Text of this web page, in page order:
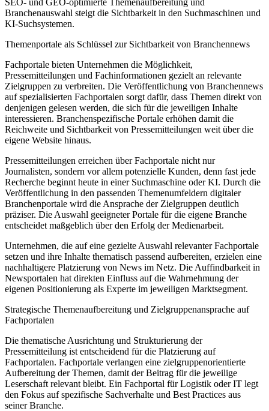
Branchenauswahl steigt die Sichtbarkeit in den Suchmaschinen und
KI-Suchsystemen.
Themenportale als Schlüssel zur Sichtbarkeit von Branchennews
Fachportale bieten Unternehmen die Möglichkeit,
Pressemitteilungen und Fachinformationen gezielt an relevante
Zielgruppen zu verbreiten. Die Veröffentlichung von Branchennews
auf spezialisierten Fachportalen sorgt dafür, dass Themen direkt von
denjenigen gelesen werden, die sich für die jeweiligen Inhalte
interessieren. Branchenspezifische Portale erhöhen damit die
Reichweite und Sichtbarkeit von Pressemitteilungen weit über die
eigene Website hinaus.
Pressemitteilungen erreichen über Fachportale nicht nur
Journalisten, sondern vor allem potenzielle Kunden, denn fast jede
Recherche beginnt heute in einer Suchmaschine oder KI. Durch die
Veröffentlichung in den passenden Themenumfeldern digitaler
Branchenportale wird die Ansprache der Zielgruppen deutlich
präziser. Die Auswahl geeigneter Portale für die eigene Branche
entscheidet maßgeblich über den Erfolg der Medienarbeit.
Unternehmen, die auf eine gezielte Auswahl relevanter Fachportale
setzen und ihre Inhalte thematisch passend aufbereiten, erzielen eine
nachhaltigere Platzierung von News im Netz. Die Auffindbarkeit in
Newsportalen hat direkten Einfluss auf die Wahrnehmung der
eigenen Positionierung als Experte im jeweiligen Marktsegment.
Strategische Themenaufbereitung und Zielgruppenansprache auf
Fachportalen
Die thematische Ausrichtung und Strukturierung der
Pressemitteilung ist entscheidend für die Platzierung auf
Fachportalen. Fachportale verlangen eine zielgruppenorientierte
Aufbereitung der Themen, damit der Beitrag für die jeweilige
Leserschaft relevant bleibt. Ein Fachportal für Logistik oder IT legt
den Fokus auf spezifische Sachverhalte und Best Practices aus
seiner Branche.